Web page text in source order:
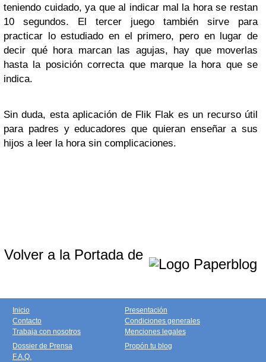
teniendo cuidado, ya que al indicar mal la hora se restan
10 segundos. El tercer juego también sirve para
practicar lo estudiado en el primero, pero en lugar de
decir qué hora marcan las agujas, hay que moverlas
hasta la posición correcta que marque la hora que se
indica.
Sin duda, esta aplicación de Flik Flak es un recurso útil
para padres y educadores que quieran enseñar a sus
hijos a leer la hora sin complicaciones.
Volver a la Portada de
Inicio
Contacto
Trabaja con nosotros
Presentación
Condiciones generales
Menciones legales
Dossier de Prensa
F.A.Q.
Propón tu blog